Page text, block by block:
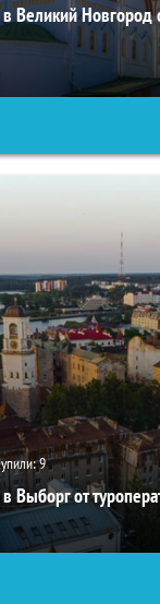
Великий Новгород
9
Выборг от